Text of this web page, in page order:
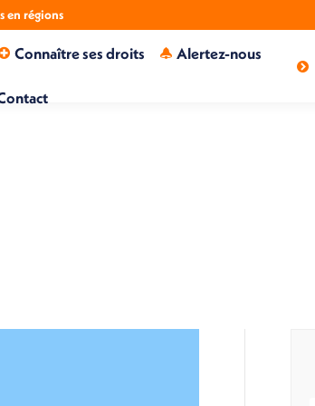
en régions
Connaître ses droits Alertez-nous